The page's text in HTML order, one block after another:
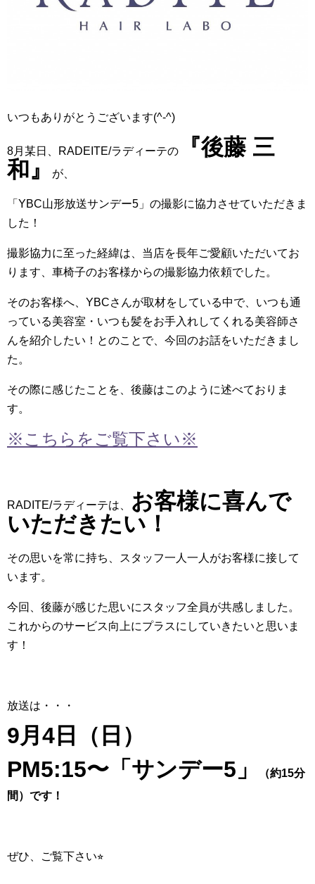
いつもありがとうございます(^-^)
8月某日、RADEITE/ラディーテの
『後藤 三
和』
が、
「YBC山形放送サンデー5」の撮影に協力させていただきま
した！
撮影協力に至った経緯は、当店を長年ご愛顧いただいてお
ります、車椅子のお客様からの撮影協力依頼でした。
そのお客様へ、YBCさんが取材をしている中で、いつも通
っている美容室・いつも髪をお手入れしてくれる美容師さ
んを紹介したい！とのことで、今回のお話をいただきまし
た。
その際に感じたことを、後藤はこのように述べておりま
す。
※こちらをご覧下さい※
RADITE/ラディーテは、
お客様に喜んで
いただきたい！
その思いを常に持ち、スタッフ一人一人がお客様に接して
います。
今回、後藤が感じた思いにスタッフ全員が共感しました。
これからのサービス向上にプラスにしていきたいと思いま
す！
放送は・・・
9月4日（日）
PM5:15〜「サンデー5」
（約15分
間）です！
ぜひ、ご覧下さい⭐︎